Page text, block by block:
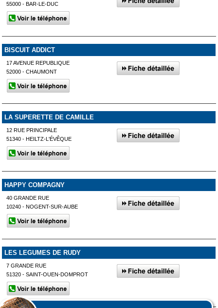
55000 - BAR-LE-DUC
BISCUIT ADDICT
17 AVENUE REPUBLIQUE
52000 - CHAUMONT
LA SUPERETTE DE CAMILLE
12 RUE PRINCIPALE
51340 - HEILTZ-L'ÉVÊQUE
HAPPY COMPAGNY
40 GRANDE RUE
10240 - NOGENT-SUR-AUBE
LES LEGUMES DE RUDY
7 GRANDE RUE
51320 - SAINT-OUEN-DOMPROT